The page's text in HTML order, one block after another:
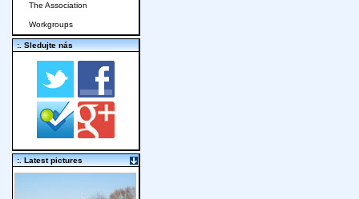
The Association
Workgroups
:. Sledujte nás
:. Latest pictures